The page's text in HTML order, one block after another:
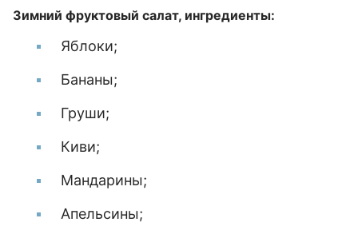
Зимний фруктовый салат, ингредиенты:
Яблоки;
Бананы;
Груши;
Киви;
Мандарины;
Апельсины;